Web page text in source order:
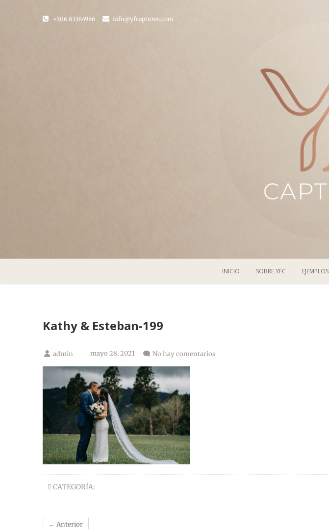
+506 83364986 info@yfcaptures.com
YFCaptures
INICIO SOBRE YFC EJEMPLOS
Kathy & Esteban-199
admin mayo 28, 2021 No hay comentarios
CATEGORÍA:
← Anterior